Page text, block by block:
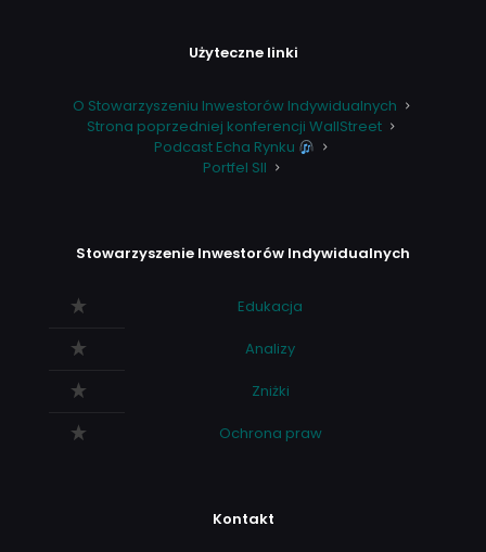
Użyteczne linki
O Stowarzyszeniu Inwestorów Indywidualnych
Strona poprzedniej konferencji WallStreet
Podcast Echa Rynku
Portfel SII
Stowarzyszenie Inwestorów Indywidualnych
Edukacja
Analizy
Zniżki
Ochrona praw
Kontakt